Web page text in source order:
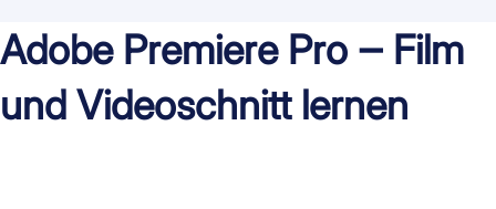
Adobe Premiere Pro ‒ Film
und Videoschnitt lernen